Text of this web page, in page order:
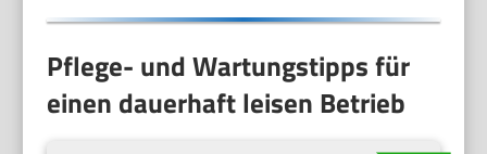
Pflege- und Wartungstipps für
einen dauerhaft leisen Betrieb